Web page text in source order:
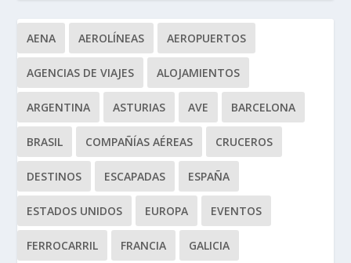
AENA AEROLÍNEAS AEROPUERTOS
AGENCIAS DE VIAJES ALOJAMIENTOS
ARGENTINA ASTURIAS AVE BARCELONA
BRASIL COMPAÑÍAS AÉREAS CRUCEROS
DESTINOS ESCAPADAS ESPAÑA
ESTADOS UNIDOS EUROPA EVENTOS
FERROCARRIL FRANCIA GALICIA